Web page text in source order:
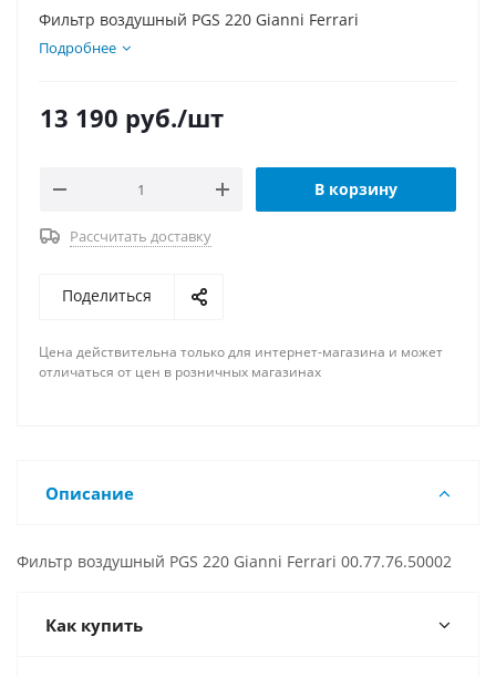
Фильтр воздушный PGS 220 Gianni Ferrari
Подробнее
13 190 руб./шт
В корзину
Рассчитать доставку
Поделиться
Цена действительна только для интернет-магазина и может
отличаться от цен в розничных магазинах
Описание
Фильтр воздушный PGS 220 Gianni Ferrari 00.77.76.50002
Как купить